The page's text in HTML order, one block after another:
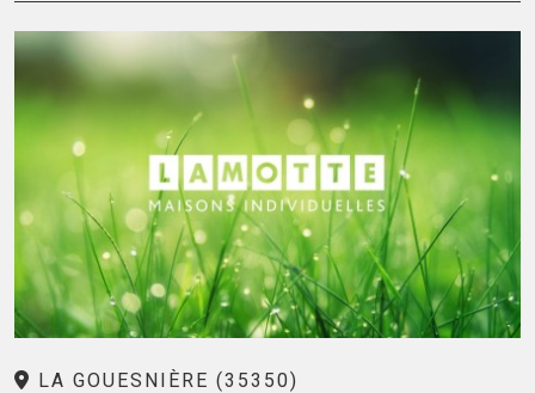
LA GOUESNIÈRE (35350)